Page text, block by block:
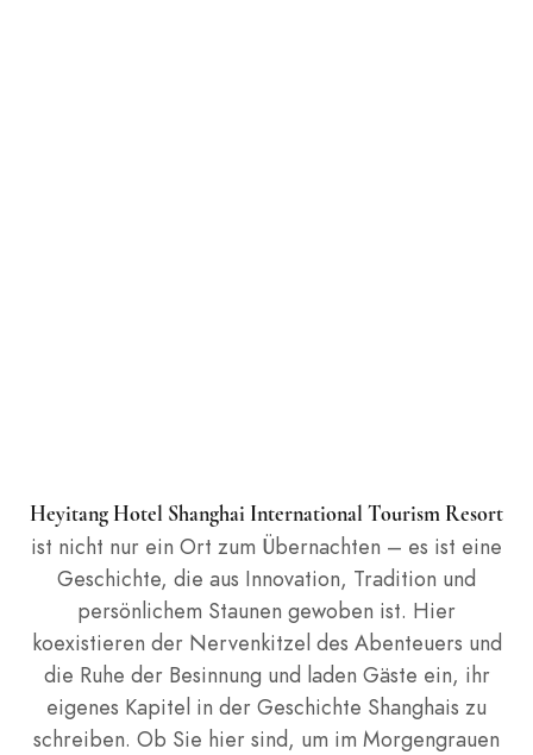
Heyitang Hotel Shanghai International Tourism Resort
ist nicht nur ein Ort zum Übernachten – es ist eine
Geschichte, die aus Innovation, Tradition und
persönlichem Staunen gewoben ist. Hier
koexistieren der Nervenkitzel des Abenteuers und
die Ruhe der Besinnung und laden Gäste ein, ihr
eigenes Kapitel in der Geschichte Shanghais zu
schreiben. Ob Sie hier sind, um im Morgengrauen